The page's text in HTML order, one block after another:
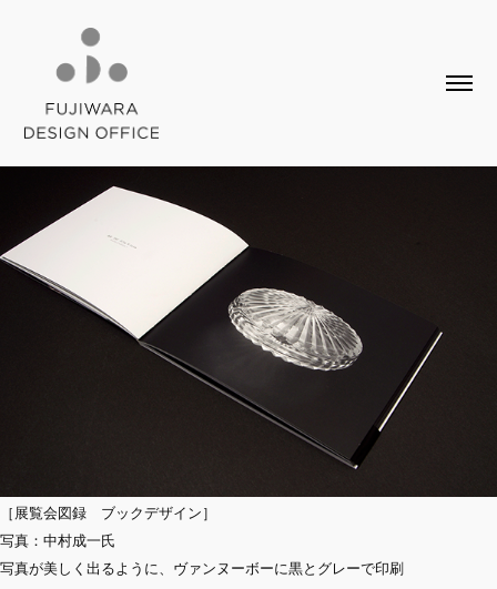
［展覧会図録 ブックデザイン］
写真：中村成一氏
写真が美しく出るように、ヴァンヌーボーに黒とグレーで印刷